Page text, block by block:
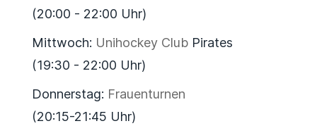
(20:00 - 22:00 Uhr)
Mittwoch: Unihockey ClubPirates
(19:30 - 22:00 Uhr)
Donnerstag: Frauenturnen
(20:15-21:45 Uhr)